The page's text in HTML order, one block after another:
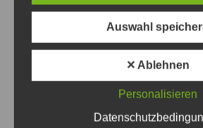
die Zukunft der Region - Foto: SPD
SPD Region beschließt
Zukunftsprogramm für die
16. Mai 2026
Auswahl
✕ Ablehnen
Personalisieren